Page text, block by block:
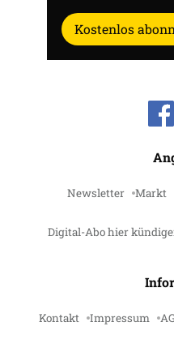
Kostenlos
Newsletter Markt
Digital-Abo hier
Kontakt Impressum